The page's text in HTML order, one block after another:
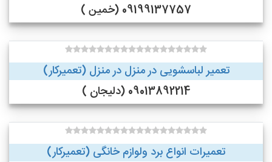
09199137757 (خمین )
تعمیر لباسشویی در منزل در منزل (تعمیرکار)
09013892214 (دلیجان )
تعمیرات انواع برد ولوازم خانگی (تعمیرکار)